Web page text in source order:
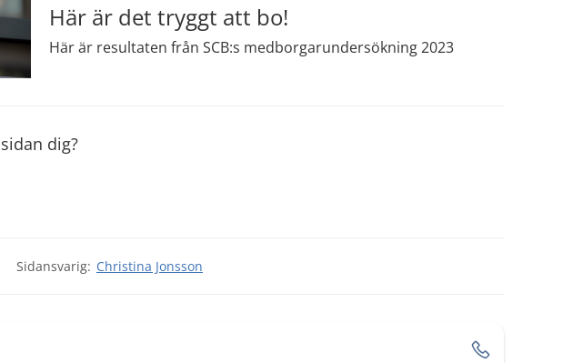
Här är det tryggt att bo!
Här är resultaten från SCB:s medborgarundersökning 2023
dig?
Christina Jonsson